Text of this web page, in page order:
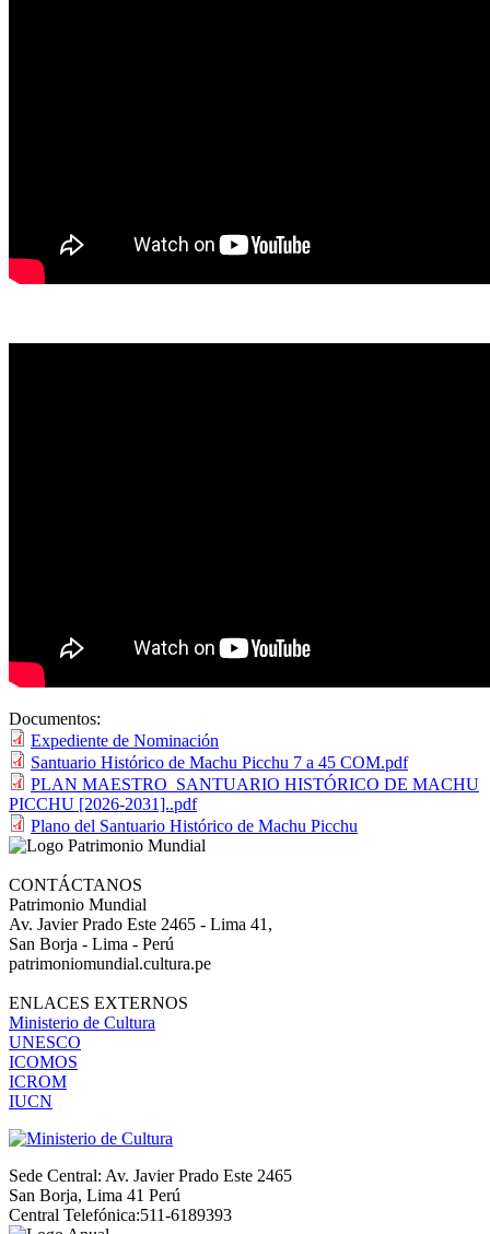
Documentos:
Expediente de Nominación
Santuario Histórico de Machu Picchu 7 a 45 COM.pdf
PLAN MAESTRO_SANTUARIO HISTÓRICO DE MACHU
PICCHU [2026-2031]..pdf
Plano del Santuario Histórico de Machu Picchu
CONTÁCTANOS
Patrimonio Mundial
Av. Javier Prado Este 2465 - Lima 41,
San Borja - Lima - Perú
patrimoniomundial.cultura.pe
ENLACES EXTERNOS
Ministerio de Cultura
UNESCO
ICOMOS
ICROM
IUCN
Sede Central: Av. Javier Prado Este 2465
San Borja, Lima 41 Perú
Central Telefónica:511-6189393